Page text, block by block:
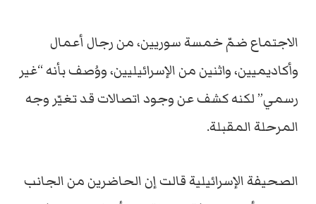
الاجتماع ضمّ خمسة سوريين، من رجال أعمال
وأكاديميين، واثنين من الإسرائيليين، ووُصف بأنه “غير
رسمي” لكنه كشف عن وجود اتصالات قد تغيّر وجه
المرحلة المقبلة.
الصحيفة الإسرائيلية قالت إن الحاضرين من الجانب